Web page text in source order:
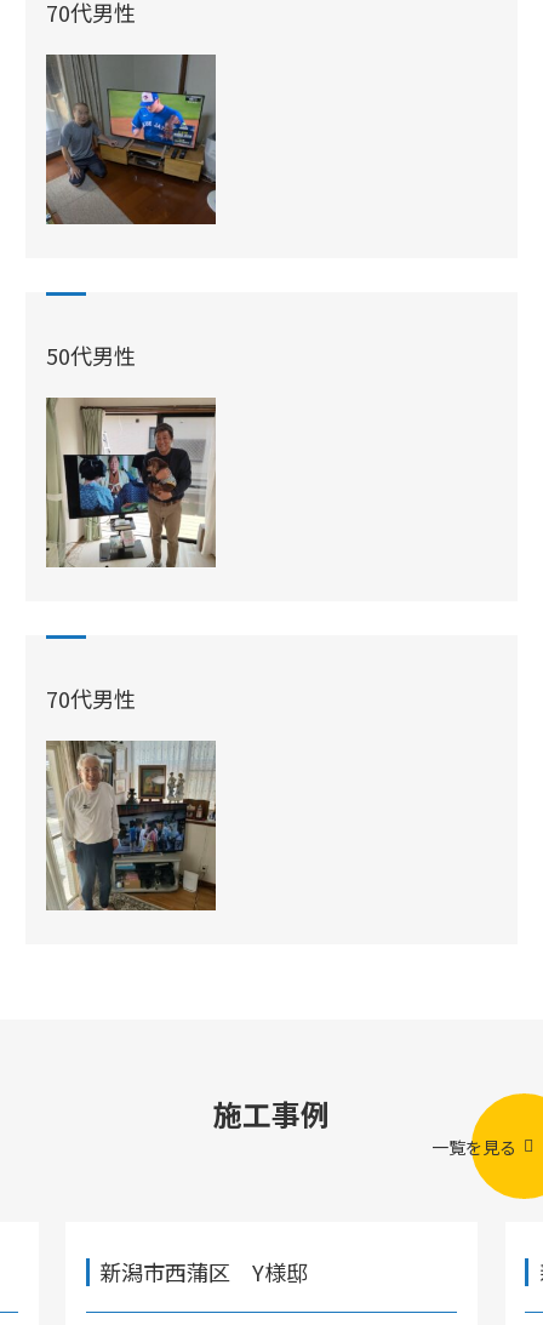
70代男性
50代男性
70代男性
施工事例
一覧を見る
新潟市西蒲区 Y様邸